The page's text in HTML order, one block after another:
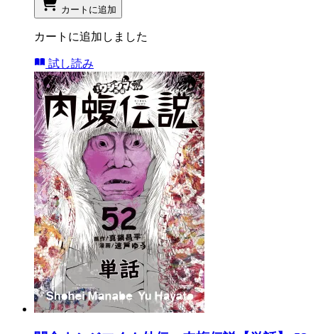
カートに追加
カートに追加しました
試し読み